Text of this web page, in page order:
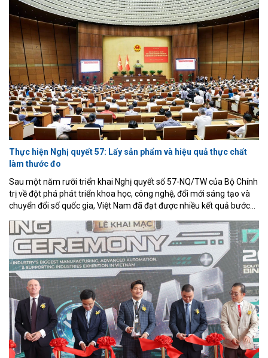
hỗ trợ tối đa không vượt quá 6%/năm và thời gian hỗ trợ kéo dài tối
đa 5 năm.
Thực hiện Nghị quyết 57: Lấy sản phẩm và hiệu quả thực chất
làm thước đo
Sau một năm rưỡi triển khai Nghị quyết số 57-NQ/TW của Bộ Chính
trị về đột phá phát triển khoa học, công nghệ, đổi mới sáng tạo và
chuyển đổi số quốc gia, Việt Nam đã đạt được nhiều kết quả bước
chức thực hiện. Tại Hội nghị toàn quốc sơ kết 18 tháng triển khai
Nghị quyết 57 diễn ra chiều 1/7, Tổng Bí thư, Chủ tịch nước Tô Lâm
đã đưa ra thông điệp xuyên suốt: giai đoạn tiếp theo phải chuyển
mạnh từ xây dựng cơ chế sang tạo ra sản phẩm, từ hoàn thành
nhiệm vụ sang tạo ra giá trị thực chất, coi hiệu quả cuối cùng là
thước đo của mọi hoạt động.